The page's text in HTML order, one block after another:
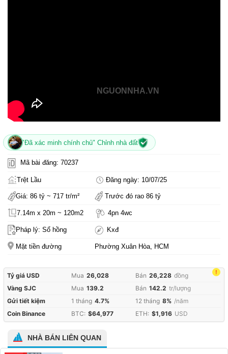
NGUONNHA.VN
"Đã xác minh chính chủ" Chỉnh nhà đất
Mã bài đăng: 70237
Trệt Lầu Đăng ngày: 10/07/25
Giá: 86 tỷ ~ 717 tr/m² Trước đó rao 86 tỷ
7.14m x 20m ~ 120m2 4pn 4wc
Pháp lý: Sổ hồng Kxđ
Mặt tiền đường Phường Xuân Hòa, HCM
!
Tỷ giá USD Mua 26,028 Bán 26,228 đồng
Vàng SJC
Mua 139.2 Bán 142.2 tr/lượng
Gửi tiết kiệm
1 tháng 4.7% 12 tháng 8% /năm
Coin Binance
BTC: $64,977 ETH: $1,916 USD
NHÀ BÁN LIÊN QUAN